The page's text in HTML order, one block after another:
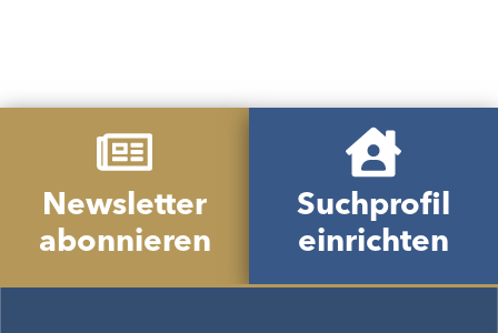
Newsletter
abonnieren
Suchprofil
einrichten